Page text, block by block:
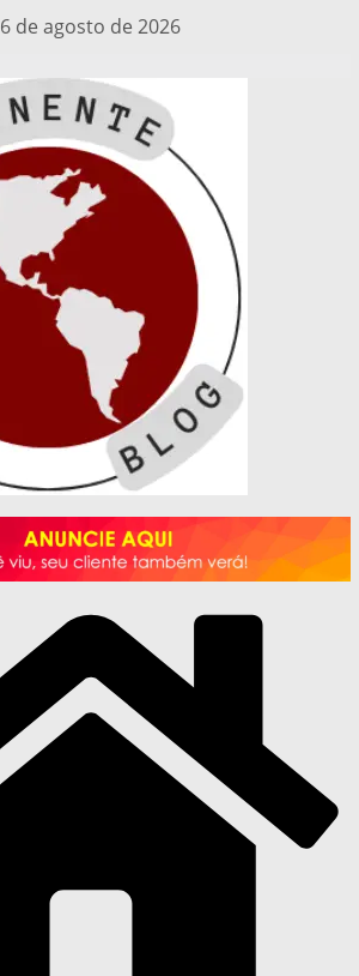
6 de agosto de 2026